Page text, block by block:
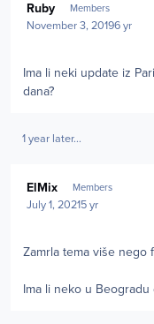
Ruby Members
November 3, 20196 yr
Ima li neki update iz
dana?
1 year later...
ElMix Members
July 1, 20215 yr
Zamrla tema više nego
Ima li neko u Beogradu